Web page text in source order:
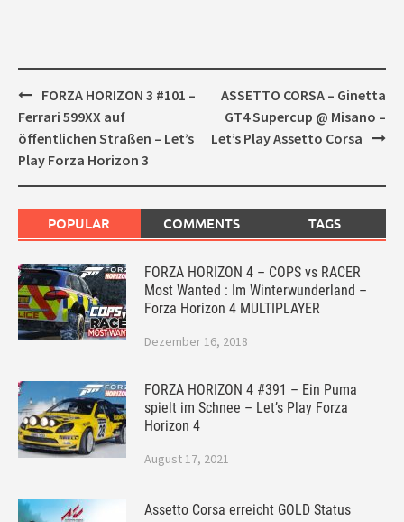
Post
navigation
FORZA HORIZON 3 #101 –
Ferrari 599XX auf
öffentlichen Straßen – Let’s
Play Forza Horizon 3
ASSETTO CORSA – Ginetta
GT4 Supercup @ Misano –
Let’s Play Assetto Corsa
POPULAR COMMENTS TAGS
FORZA HORIZON 4 – COPS vs RACER
Most Wanted : Im Winterwunderland –
Forza Horizon 4 MULTIPLAYER
Dezember 16, 2018
FORZA HORIZON 4 #391 – Ein Puma
spielt im Schnee – Let’s Play Forza
Horizon 4
August 17, 2021
Assetto Corsa erreicht GOLD Status